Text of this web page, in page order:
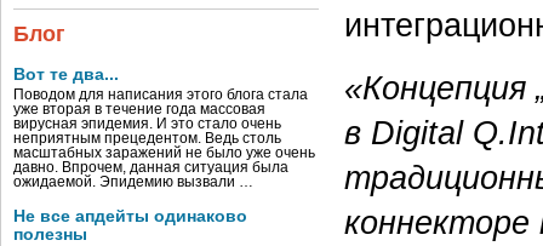
Блог
Вот те два...
Поводом для написания этого блога стала
уже вторая в течение года массовая
вирусная эпидемия. И это стало очень
неприятным прецедентом. Ведь столь
масштабных заражений не было уже очень
давно. Впрочем, данная ситуация была
ожидаемой. Эпидемию вызвали …
Не все апдейты одинаково
полезны
«Концепция
в Digital